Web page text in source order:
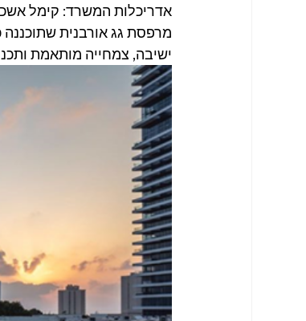
אדריכלות המשרד: קימל
מרפסת גג אורבנית
ישיבה, צמחייה מותאמת